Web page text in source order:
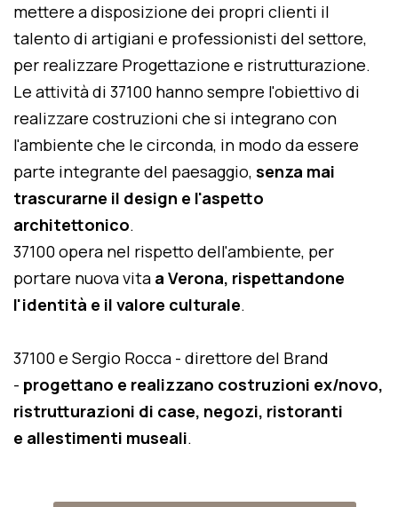
mettere a disposizione dei propri clienti il
talento di artigiani e professionisti del settore,
per realizzare Progettazione e ristrutturazione.
Le attività di 37100 hanno sempre l'obiettivo di
realizzare costruzioni che si integrano con
l'ambiente che le circonda, in modo da essere
parte integrante del paesaggio, senza mai
trascurarne il design e l'aspetto
architettonico.
37100 opera nel rispetto dell'ambiente, per
portare nuova vita a Verona, rispettandone
l'identità e il valore culturale.
37100 e Sergio Rocca - direttore del Brand
- progettano e realizzano costruzioni ex/novo,
ristrutturazioni di case, negozi, ristoranti
e allestimenti museali.